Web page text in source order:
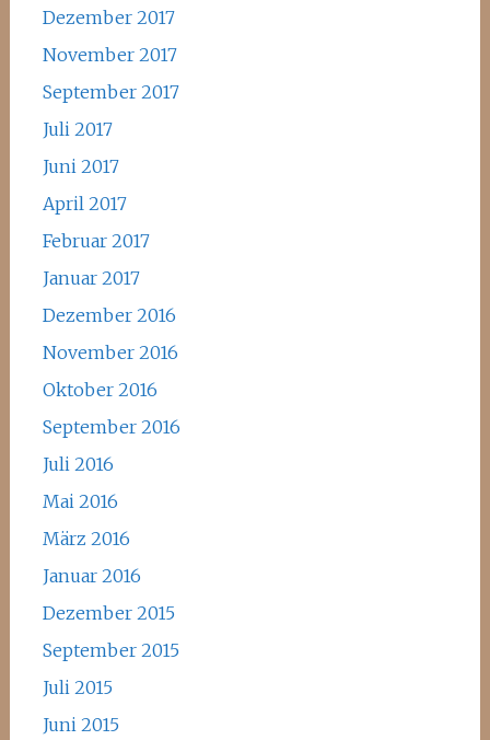
Dezember 2017
November 2017
September 2017
Juli 2017
Juni 2017
April 2017
Februar 2017
Januar 2017
Dezember 2016
November 2016
Oktober 2016
September 2016
Juli 2016
Mai 2016
März 2016
Januar 2016
Dezember 2015
September 2015
Juli 2015
Juni 2015